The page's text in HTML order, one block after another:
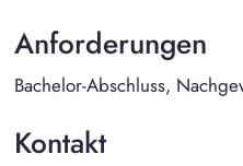
Anforderungen
Bachelor-Abschluss,
Kontakt